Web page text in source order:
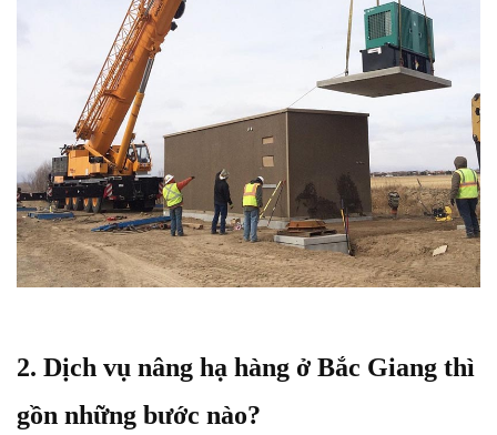
2. Dịch vụ nâng hạ hàng ở Bắc Giang thì
gồn những bước nào?